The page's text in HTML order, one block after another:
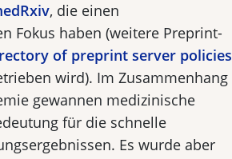
, die einen
Fokus haben (weitere Preprint-
of preprint server policies
wird). Im Zusammenhang
gewannen medizinische
für die schnelle
Es wurde aber